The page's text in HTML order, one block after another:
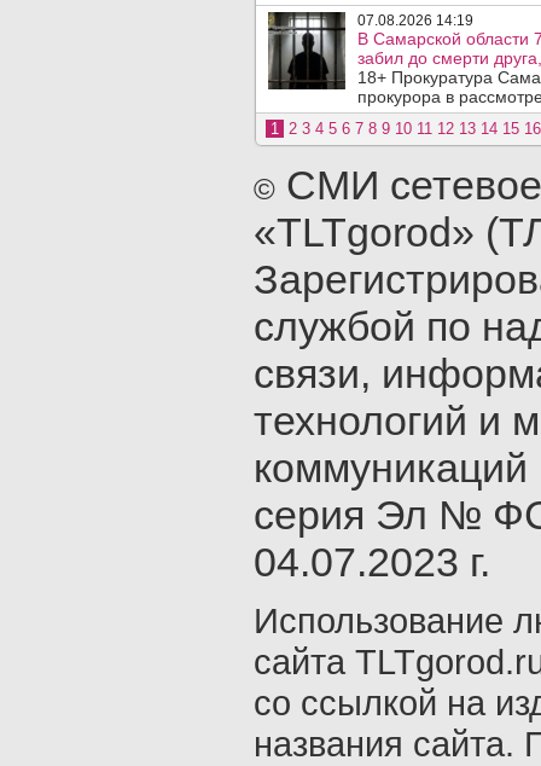
07.08.2026 14:19
В Самарской области
забил до смерти
18+ Прокуратура
прокурора в
1 2 3 4 5 6 7 8 9 10 11 12 13 14 15 16
© СМИ
«TLTgorod»
службой по
связи,
технологий и
серия Эл №
04.07.2023 г.
Использование
сайта
со ссылкой на
названия сайта.